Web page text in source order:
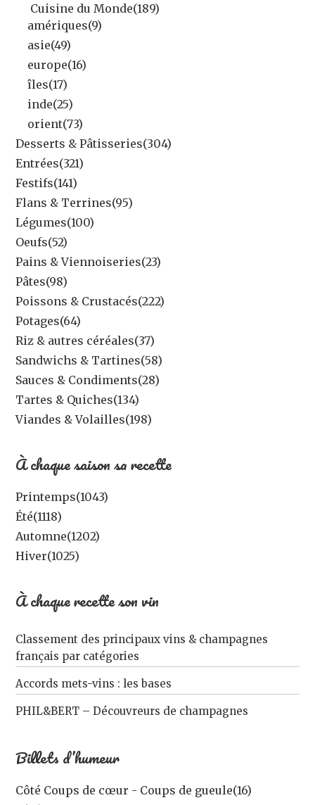
Cuisine du Monde(189)
amériques(9)
asie(49)
europe(16)
îles(17)
inde(25)
orient(73)
Desserts & Pâtisseries(304)
Entrées(321)
Festifs(141)
Flans & Terrines(95)
Légumes(100)
Oeufs(52)
Pains & Viennoiseries(23)
Pâtes(98)
Poissons & Crustacés(222)
Potages(64)
Riz & autres céréales(37)
Sandwichs & Tartines(58)
Sauces & Condiments(28)
Tartes & Quiches(134)
Viandes & Volailles(198)
À chaque saison sa recette
Printemps(1043)
Été(1118)
Automne(1202)
Hiver(1025)
À chaque recette son vin
Classement des principaux vins & champagnes
français par catégories
Accords mets-vins : les bases
PHIL&BERT – Découvreurs de champagnes
Billets d’humeur
Côté Coups de cœur - Coups de gueule(16)